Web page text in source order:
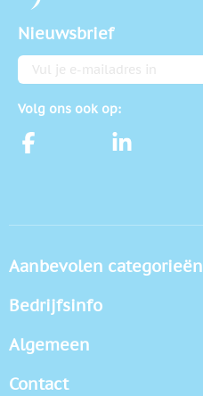
Nieuwsbrief
E-mailadres
Volg ons ook op:
Aanbevolen categorieën
Bedrijfsinfo
Algemeen
Contact